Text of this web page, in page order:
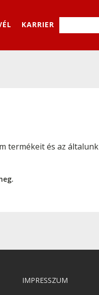
KARRIER
termékeit és az általunk
IMPRESSZUM